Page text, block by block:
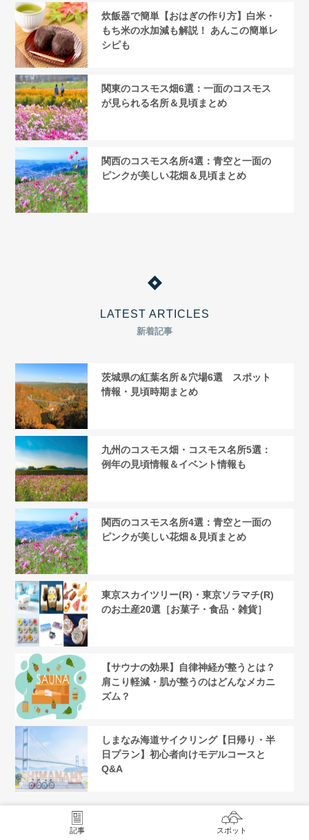
炊飯器で簡単【おはぎの作り方】白米・
もち米の水加減も解説！ あんこの簡単レ
シピも
関東のコスモス畑6選：一面のコスモス
が見られる名所＆見頃まとめ
関西のコスモス名所4選：青空と一面の
ピンクが美しい花畑＆見頃まとめ
LATEST ARTICLES
新着記事
茨城県の紅葉名所＆穴場6選 スポット
情報・見頃時期まとめ
九州のコスモス畑・コスモス名所5選：
例年の見頃情報＆イベント情報も
関西のコスモス名所4選：青空と一面の
ピンクが美しい花畑＆見頃まとめ
東京スカイツリー(R)・東京ソラマチ(R)
のお土産20選［お菓子・食品・雑貨］
【サウナの効果】自律神経が整うとは？
肩こり軽減・肌が整うのはどんなメカニ
ズム？
しまなみ海道サイクリング【日帰り・半
日プラン】初心者向けモデルコースと
Q&A
記事 スポット